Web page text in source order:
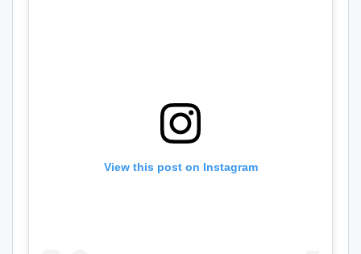
View this post on Instagram